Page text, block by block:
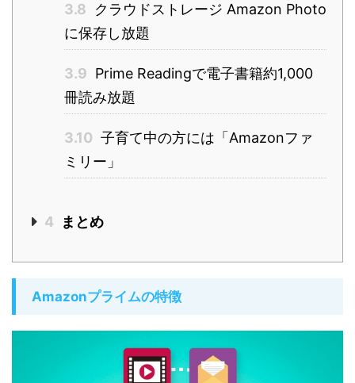
3.8
クラウドストレージ Amazon Photo
に保存し放題
3.9 Prime Readingで電子書籍約1,000
冊読み放題
3.10 子育て中の方には「Amazonファ
ミリー」
4 まとめ
Amazonプライムの特徴